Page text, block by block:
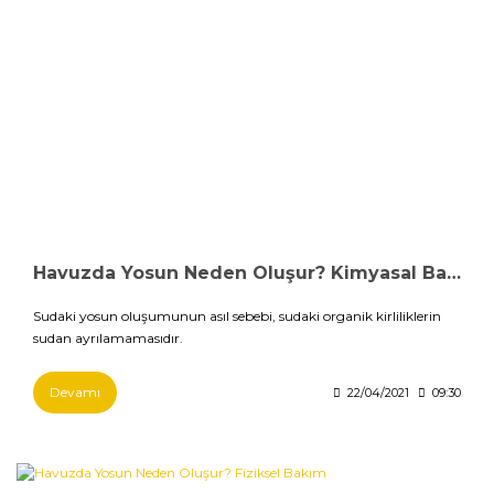
Havuzda Yosun Neden Oluşur? Kimyasal Bakım
Sudaki yosun oluşumunun asıl sebebi, sudaki organik kirliliklerin
sudan ayrılamamasıdır.
Devamı 22/04/2021 09:30